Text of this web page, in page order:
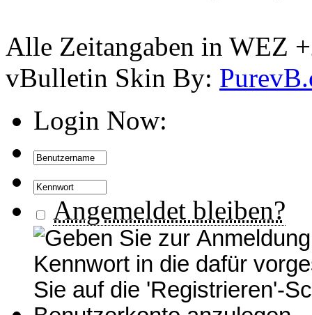
Alle Zeitangaben in WEZ
vBulletin Skin By:
Login Now:
Angemeldet bleiben?